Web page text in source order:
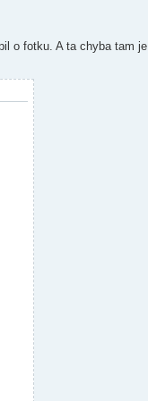
o fotku. A ta chyba tam